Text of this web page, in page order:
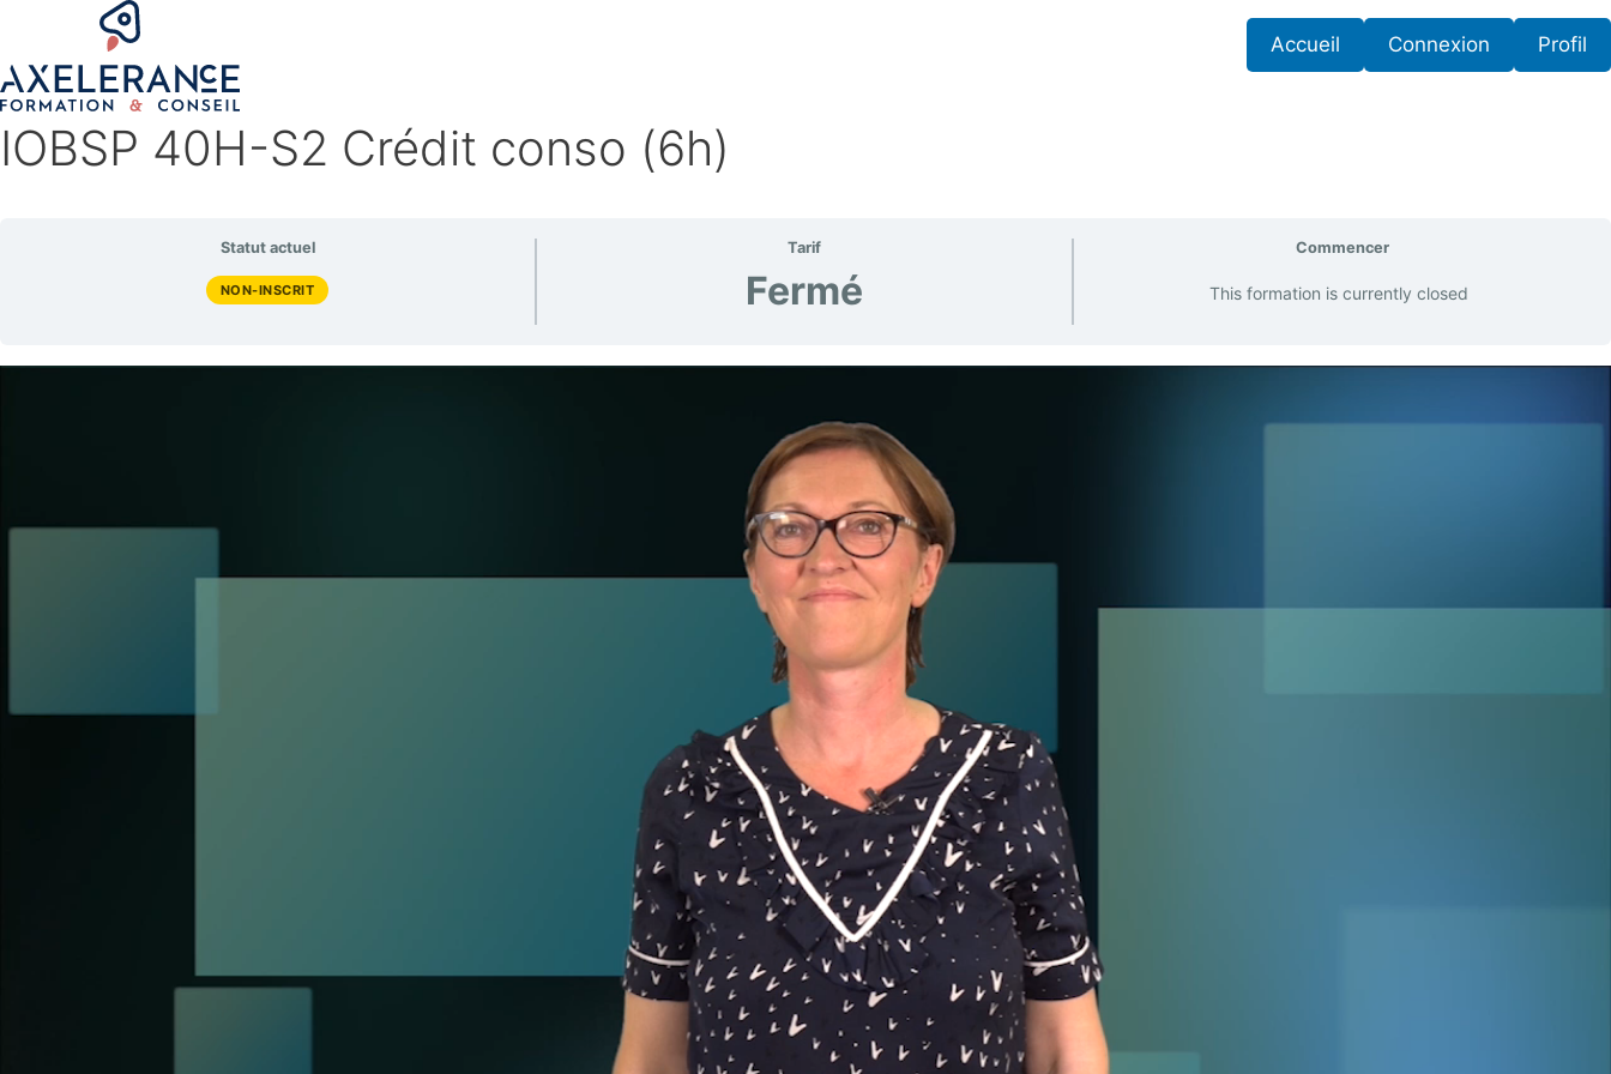
Accueil Connexion Profil
IOBSP 40H-S2 Crédit conso (6h)
Statut actuel
NON-INSCRIT
Tarif
Fermé
Commencer
This formation is currently closed